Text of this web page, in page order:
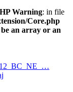
Warning: in file
Core.php
an array or an